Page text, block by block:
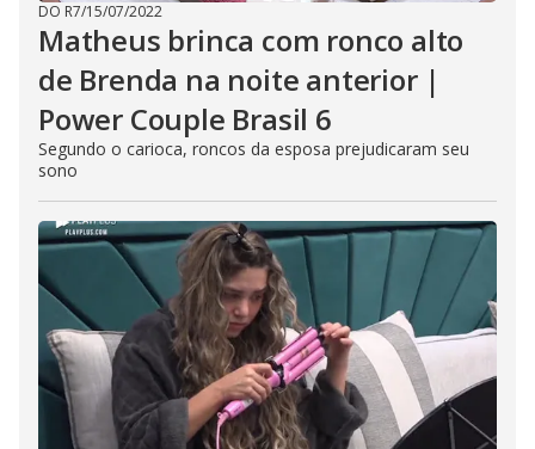
DO R7/15/07/2022
Matheus brinca com ronco alto
de Brenda na noite anterior |
Power Couple Brasil 6
Segundo o carioca, roncos da esposa prejudicaram seu
sono